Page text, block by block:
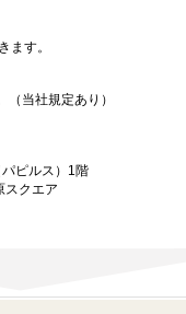
ます。
当社規定あり）
ピルス）1階
クエア